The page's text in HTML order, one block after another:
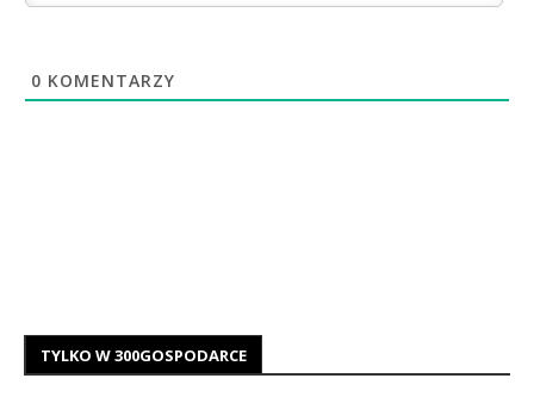
0 KOMENTARZY
TYLKO W 300GOSPODARCE